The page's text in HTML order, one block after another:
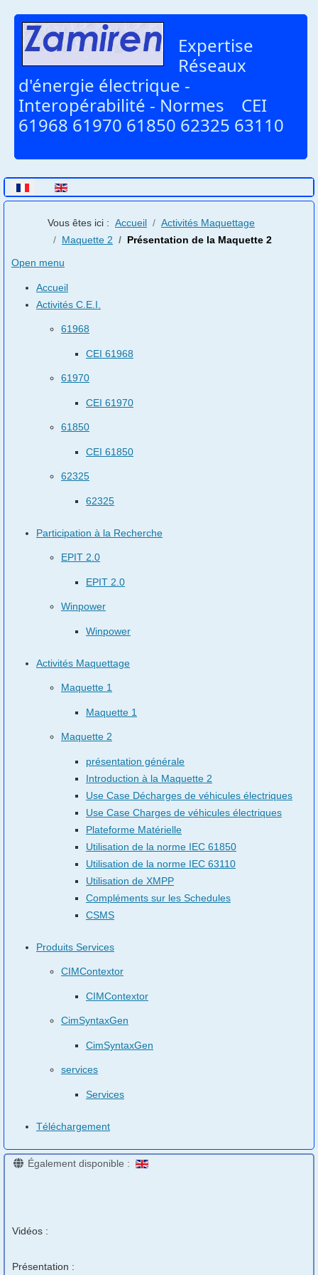
Expertise
Réseaux
d'énergie électrique -
Interopérabilité - Normes CEI
61968 61970 61850 62325 63110
Sélectionnez votre langue
Vous êtes ici : Accueil
Activités Maquettage
Maquette 2
Présentation de la Maquette 2
Open menu
Accueil
Activités C.E.I.
61968
CEI 61968
61970
CEI 61970
61850
CEI 61850
62325
62325
Participation à la Recherche
EPIT 2.0
EPIT 2.0
Winpower
Winpower
Activités Maquettage
Maquette 1
Maquette 1
Maquette 2
présentation générale
Introduction à la Maquette 2
Use Case Décharges de véhicules électriques
Use Case Charges de véhicules électriques
Plateforme Matérielle
Utilisation de la norme IEC 61850
Utilisation de la norme IEC 63110
Utilisation de XMPP
Compléments sur les Schedules
CSMS
Produits Services
CIMContextor
CIMContextor
CimSyntaxGen
CimSyntaxGen
services
Services
Téléchargement
Également disponible :
Vidéos :
Présentation :